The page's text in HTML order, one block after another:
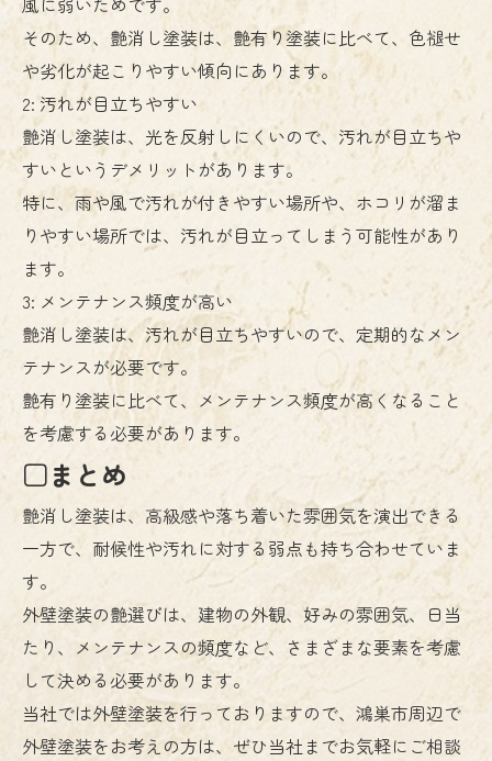
そのため、艶消し塗装は、艶有り塗装に比べて、色褪せ
や劣化が起こりやすい傾向にあります。
2: 汚れが目立ちやすい
艶消し塗装は、光を反射しにくいので、汚れが目立ちや
すいというデメリットがあります。
特に、雨や風で汚れが付きやすい場所や、ホコリが溜ま
りやすい場所では、汚れが目立ってしまう可能性があり
ます。
3: メンテナンス頻度が高い
艶消し塗装は、汚れが目立ちやすいので、定期的なメン
テナンスが必要です。
艶有り塗装に比べて、メンテナンス頻度が高くなること
を考慮する必要があります。
□まとめ
艶消し塗装は、高級感や落ち着いた雰囲気を演出できる
一方で、耐候性や汚れに対する弱点も持ち合わせていま
す。
外壁塗装の艶選びは、建物の外観、好みの雰囲気、日当
たり、メンテナンスの頻度など、さまざまな要素を考慮
して決める必要があります。
当社では外壁塗装を行っておりますので、鴻巣市周辺で
外壁塗装をお考えの方は、ぜひ当社までお気軽にご相談